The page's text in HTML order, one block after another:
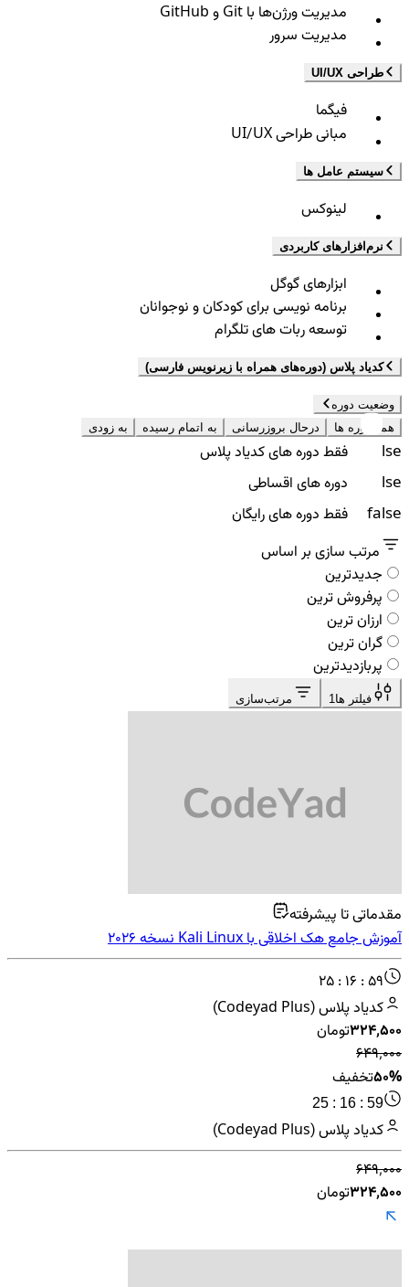
مدیریت ورژن‌ها با Git و GitHub
مدیریت سرور
طراحی UI/UX
فیگما
مبانی طراحی UI/UX
سیستم عامل ها
لینوکس
نرم‌افزارهای کاربردی
ابزارهای گوگل
برنامه نویسی برای کودکان و نوجوانان
توسعه ربات های تلگرام
کدیاد پلاس (دوره‌های همراه با زیرنویس فارسی)
وضعیت دوره
همه دوره ها
درحال بروزرسانی به اتمام رسیده به زودی
false فقط دوره های کدیاد پلاس
false دوره های اقساطی
false
فقط دوره های رایگان
مرتب سازی بر اساس
جدیدترین
پرفروش ترین
ارزان ترین
گران ترین
پربازدیدترین
فیلتر ها 1 مرتب‌سازی
مقدماتی تا پیشرفته
آموزش جامع هک اخلاقی با Kali Linux نسخه 2026
25 : 16 : 59
کدیاد پلاس (Codeyad Plus)
۳۲۴٬۵۰۰تومان
۶۴۹٬۰۰۰
50%تخفیف
25 : 16 : 59
کدیاد پلاس (Codeyad Plus)
۶۴۹٬۰۰۰
۳۲۴٬۵۰۰تومان